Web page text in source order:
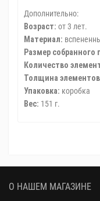
Дополнительно:
Возраст: от 3 лет.
Материал:
Размер собранного
Количество
Толщина
Упаковка: коробка
Вес: 151 г.
О НАШЕМ МАГАЗИНЕ